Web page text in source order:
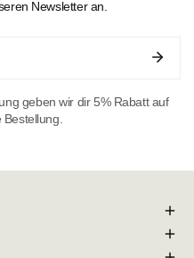
Newsletter an.
geben wir dir 5% Rabatt auf